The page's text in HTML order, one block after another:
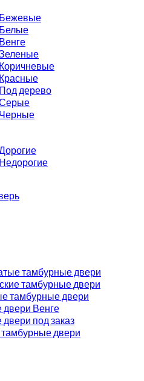
Бежевые
Белые
Венге
Коричневые
Красные
Под дерево
Черные
Недорогие
тамбурные двери
тамбурные двери
тамбурные двери
Венге
под заказ
двери